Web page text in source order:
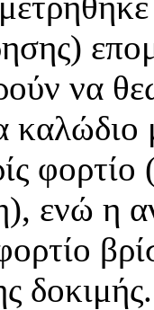
να
ενώ η
δοκιμής.